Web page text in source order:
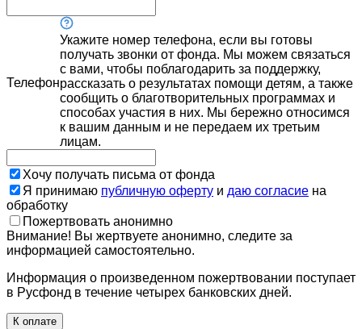
Телефон
Укажите номер телефона, если вы готовы
получать звонки от фонда. Мы можем связаться
с вами, чтобы поблагодарить за поддержку,
рассказать о результатах помощи детям, а также
сообщить о благотворительных программах и
способах участия в них. Мы бережно относимся
к вашим данным и не передаем их третьим
лицам.
Хочу получать письма от фонда
Я принимаю публичную оферту и даю согласие на
обработку
Пожертвовать анонимно
Внимание! Вы жертвуете анонимно, следите за
информацией самостоятельно.
Информация о произведенном пожертвовании поступает
в Русфонд в течение четырех банковских дней.
К оплате